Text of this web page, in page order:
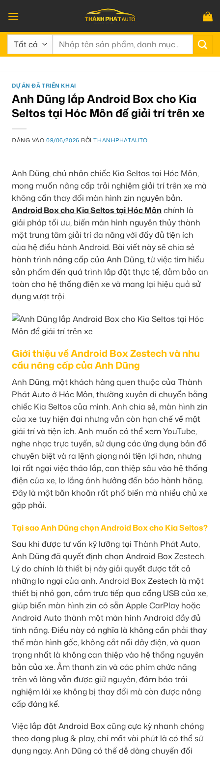
qua
nội
dung
Tìm
DỰ ÁN ĐÃ TRIỂN KHAI
Anh Dũng lắp Android Box cho Kia
Seltos tại Hóc Môn để giải trí trên xe
ĐĂNG VÀO09/06/2026 BỞITHANHPHATAUTO
Anh Dũng, chủ nhân chiếc Kia Seltos tại Hóc Môn,
mong muốn nâng cấp trải nghiệm giải trí trên xe mà
không cần thay đổi màn hình zin nguyên bản.
Android Box cho Kia Seltos tại Hóc Mônchính là
giải pháp tối ưu, biến màn hình nguyên thủy thành
một trung tâm giải trí đa năng với đầy đủ tiện ích
của hệ điều hành Android. Bài viết này sẽ chia sẻ
hành trình nâng cấp của Anh Dũng, từ việc tìm hiểu
sản phẩm đến quá trình lắp đặt thực tế, đảm bảo an
toàn cho hệ thống điện xe và mang lại hiệu quả sử
dụng vượt trội.
Giới thiệu về Android Box Zestech và nhu
cầu nâng cấp của Anh Dũng
Anh Dũng, một khách hàng quen thuộc của Thành
Phát Auto ở Hóc Môn, thường xuyên di chuyển bằng
chiếc Kia Seltos của mình. Anh chia sẻ, màn hình zin
của xe tuy hiện đại nhưng vẫn còn hạn chế về mặt
giải trí và tiện ích. Anh muốn có thể xem YouTube,
nghe nhạc trực tuyến, sử dụng các ứng dụng bản đồ
chuyên biệt và ra lệnh giọng nói tiện lợi hơn, nhưng
lại rất ngại việc tháo lắp, can thiệp sâu vào hệ thống
điện của xe, lo lắng ảnh hưởng đến bảo hành hãng.
Đây là một băn khoăn rất phổ biến mà nhiều chủ xe
gặp phải.
Tại sao Anh Dũng chọn Android Box cho Kia Seltos?
Sau khi được tư vấn kỹ lưỡng tại Thành Phát Auto,
Anh Dũng đã quyết định chọn Android Box Zestech.
Lý do chính là thiết bị này giải quyết được tất cả
những lo ngại của anh. Android Box Zestech là một
thiết bị nhỏ gọn, cắm trực tiếp qua cổng USB của xe,
giúp biến màn hình zin có sẵn Apple CarPlay hoặc
Android Auto thành một màn hình Android đầy đủ
tính năng. Điều này có nghĩa là không cần phải thay
thế màn hình gốc, không cắt nối dây điện, và quan
trọng nhất là không can thiệp vào hệ thống nguyên
bản của xe. Âm thanh zin và các phím chức năng
trên vô lăng vẫn được giữ nguyên, đảm bảo trải
nghiệm lái xe không bị thay đổi mà còn được nâng
cấp đáng kể.
Việc lắp đặt Android Box cũng cực kỳ nhanh chóng
theo dạng plug & play, chỉ mất vài phút là có thể sử
dụng ngay. Anh Dũng có thể dễ dàng chuyển đổi